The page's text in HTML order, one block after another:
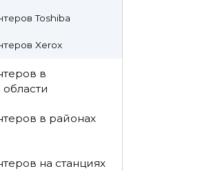
Toshiba
Xerox
в
в районах
на станциях